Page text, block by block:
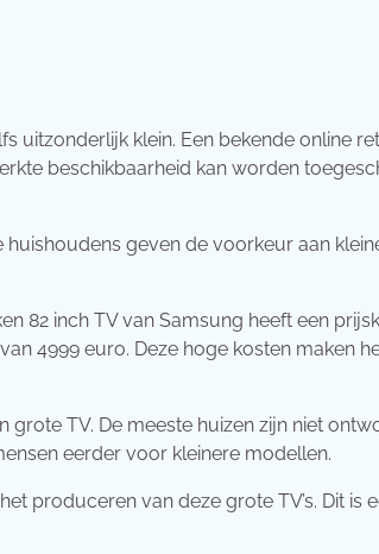
uitzonderlijk klein. Een bekende online
beschikbaarheid kan worden
geven de voorkeur aan
82 inch TV van Samsung heeft een
4999 euro. Deze hoge kosten maken
grote TV. De meeste huizen zijn niet
eerder voor kleinere modellen.
produceren van deze grote TV’s. Dit is